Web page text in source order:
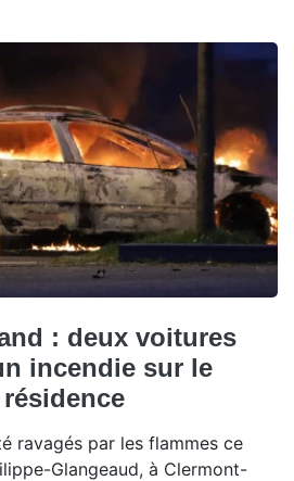
: deux voitures
incendie sur le
ravagés par les flammes ce
Glangeaud, à Clermont-